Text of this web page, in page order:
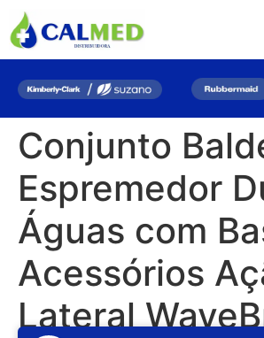
Conjunto
Espremedor
Águas com
Acessórios
Lateral